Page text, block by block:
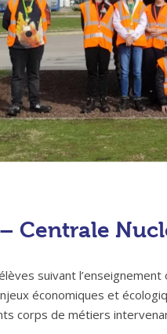
Centrale
suivant
économiques et
corps de métiers